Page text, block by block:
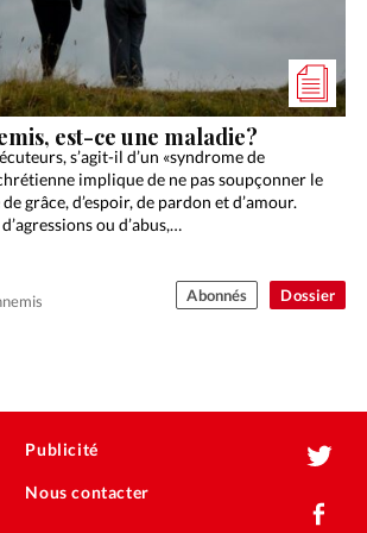
Dossier
est-ce une maladie?
s’agit-il d’un «syndrome de
implique de ne pas soupçonner le
grâce, d’espoir, de pardon et d’amour.
ou d’abus,…
Abonnés
Publicité
Nous contacter